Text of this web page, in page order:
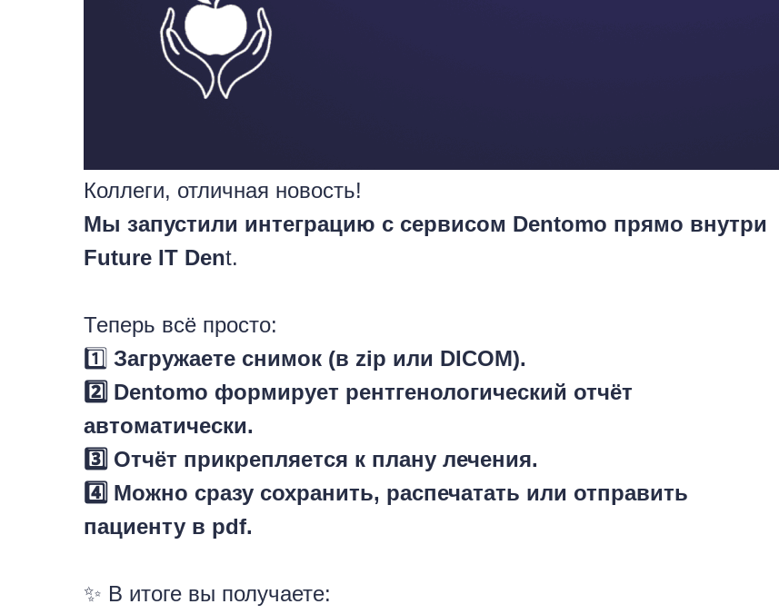
Коллеги, отличная новость!
Мы запустили интеграцию с сервисом Dentomo прямо внутри
Future IT Dent.
Теперь всё просто:
1️⃣ Загружаете снимок (в zip или DICOM).
2️⃣ Dentomo формирует рентгенологический отчёт
автоматически.
3️⃣ Отчёт прикрепляется к плану лечения.
4️⃣ Можно сразу сохранить, распечатать или отправить
пациенту в pdf.
✨ В итоге вы получаете: